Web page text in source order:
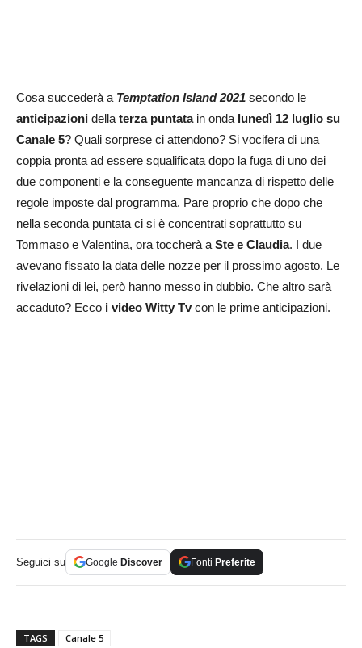
Cosa succederà a Temptation Island 2021 secondo le
anticipazioni dellaterza puntatain onda lunedì 12 luglio su
Canale 5? Quali sorprese ci attendono? Si vocifera di una
coppia pronta ad essere squalificata dopo la fuga di uno dei
due componenti e la conseguente mancanza di rispetto delle
regole imposte dal programma. Pare proprio che dopo che
nella seconda puntata ci si è concentrati soprattutto su
Tommaso e Valentina, ora toccherà aSte e Claudia. I due
avevano fissato la data delle nozze per il prossimo agosto. Le
rivelazioni di lei, però hanno messo in dubbio. Che altro sarà
accaduto? Ecco i video Witty Tvcon le prime anticipazioni.
Seguici su Google Discover Fonti Preferite
TAGS Canale 5